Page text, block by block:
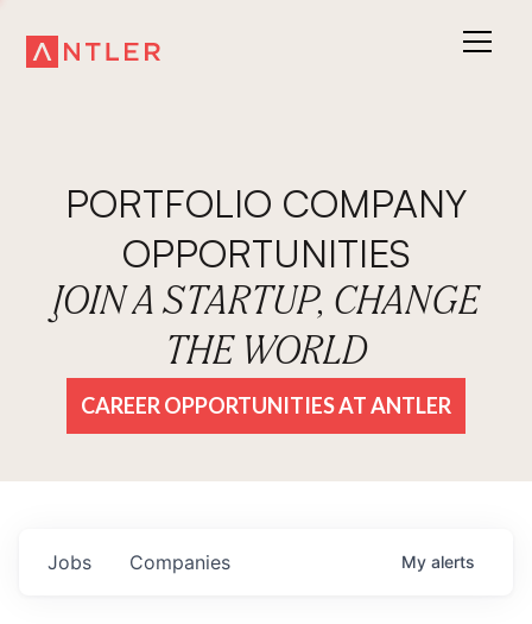
PORTFOLIO COMPANY
OPPORTUNITIES
JOIN A STARTUP, CHANGE
THE WORLD
CAREER OPPORTUNITIES AT ANTLER
Jobs Companies My alerts